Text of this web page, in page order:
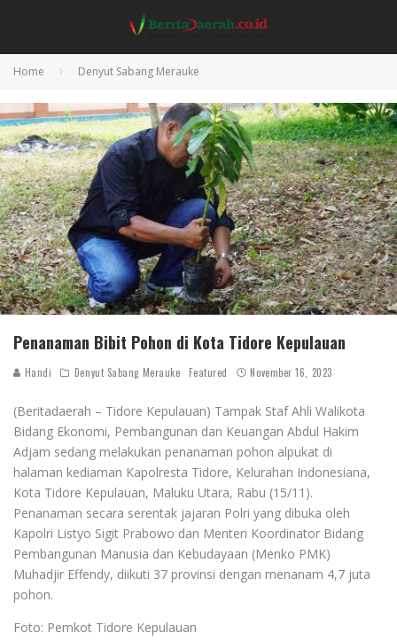
Home Denyut Sabang Merauke
Penanaman Bibit Pohon di Kota Tidore Kepulauan
Handi Denyut Sabang Merauke Featured November 16, 2023
(Beritadaerah – Tidore Kepulauan) Tampak Staf Ahli Walikota
Bidang Ekonomi, Pembangunan dan Keuangan Abdul Hakim
Adjam sedang melakukan penanaman pohon alpukat di
halaman kediaman Kapolresta Tidore, Kelurahan Indonesiana,
Kota Tidore Kepulauan, Maluku Utara, Rabu (15/11).
Penanaman secara serentak jajaran Polri yang dibuka oleh
Kapolri Listyo Sigit Prabowo dan Menteri Koordinator Bidang
Pembangunan Manusia dan Kebudayaan (Menko PMK)
Muhadjir Effendy, diikuti 37 provinsi dengan menanam 4,7 juta
pohon.
Foto: Pemkot Tidore Kepulauan